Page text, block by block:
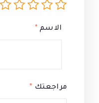
مراجعتك *
الاسم *